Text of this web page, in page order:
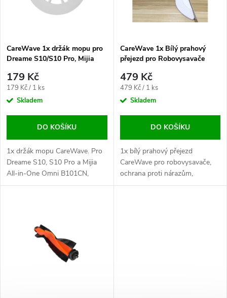
p
r
o
d
u
k
s
p
r
o
d
u
CareWave 1x držák mopu pro
Dreame S10/S10 Pro, Mijia
179 Kč
Měrná
cena:
179 Kč / 1 ks
Skladem
DO KOŠÍKU
1x držák mopu CareWave. Pro
Dreame S10, S10 Pro a Mijia
All-in-One Omni B101CN,
pevné uchycení a
CareWave 1x Bílý prahový
přejezd pro Robovysavače
479 Kč
Měrná
cena:
479 Kč / 1 ks
Skladem
DO KOŠÍKU
1x bílý prahový přejezd
CareWave pro robovysavače,
ochrana proti nárazům,
efektivní čištění přechodů.